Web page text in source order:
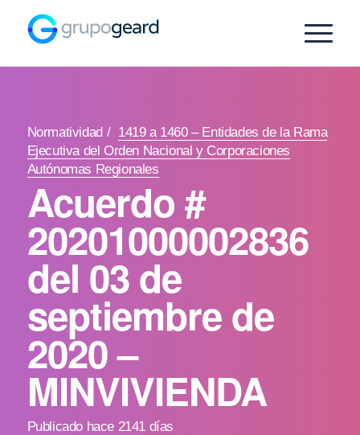
Normatividad / 1419 a 1460 – Entidades de la Rama
Ejecutiva del Orden Nacional y Corporaciones
Autónomas Regionales
Acuerdo #
20201000002836
del 03 de
septiembre de
2020 –
MINVIVIENDA
Publicado hace 2141 días